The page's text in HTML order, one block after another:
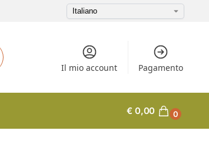
Il mio account Pagamento
€ 0,00 0